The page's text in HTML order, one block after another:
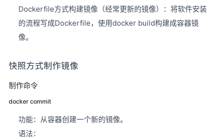
Dockerfile方式构建镜像（经常更新的镜像）：将软件安装
的流程写成Dockerfile，使用docker build构建成容器镜
像。
快照方式制作镜像
制作命令
docker commit
功能：从容器创建一个新的镜像。
语法：